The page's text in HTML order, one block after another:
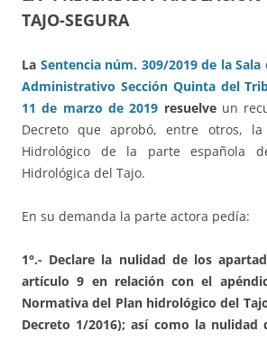
TAJO-SEGURA
La Sentencia núm. 309/2019 de la
Administrativo Sección Quinta del
11 de marzo de 2019 resuelveun
Decreto que aprobó, entre otros,
Hidrológico de la parte española
Hidrológica del Tajo.
En su demanda la parte actora pedía:
1°.- Declare la nulidad de los
artículo 9 en relación con el
Normativa del Plan hidrológico del
Decreto 1/2016); así como la nulidad